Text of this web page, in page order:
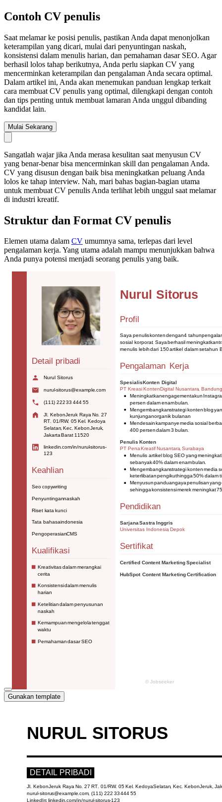
Contoh CV penulis
Saat melamar ke posisi penulis, pastikan Anda dapat menonjolkan
keterampilan yang dicari, mulai dari penyuntingan naskah,
konsistensi dalam menulis harian, dan pemahaman dasar SEO. Agar
berhasil lolos tahap berikutnya, Anda perlu siapkan CV yang
mencerminkan keterampilan dan pengalaman Anda secara optimal.
Dalam artikel ini, Anda akan menemukan panduan lengkap terkait
cara membuat CV penulis yang optimal, dilengkapi dengan contoh
dan tips penting untuk membuat lamaran Anda unggul dibanding
kandidat lain.
Mulai Sekarang
Sangatlah wajar jika Anda merasa kesulitan saat menyusun CV
yang benar-benar bisa mencerminkan skill dan pengalaman Anda.
CV yang disusun dengan baik bisa meningkatkan peluang Anda
lolos ke tahap interview. Nah, mari bahas bagian-bagian utama
untuk membuat CV penulis Anda terlihat lebih unggul saat melamar
di industri kreatif.
Struktur dan Format CV penulis
Elemen utama dalam CV umumnya sama, terlepas dari level
pengalaman kerja. Yang utama adalah mampu menunjukkan bahwa
Anda punya potensi menjadi seorang penulis yang baik.
Gunakan template